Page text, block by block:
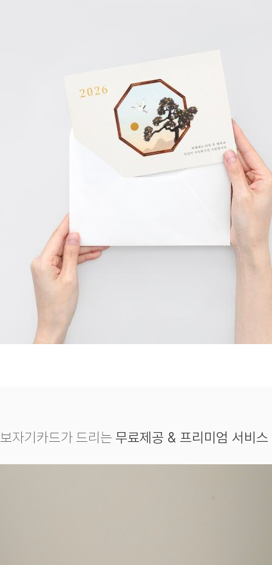
보자기카드가 드리는 무료제공 & 프리미엄 서비스